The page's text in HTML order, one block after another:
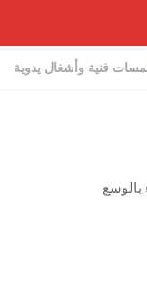
لمسات فنية وأشغال يدوية
بالوسع